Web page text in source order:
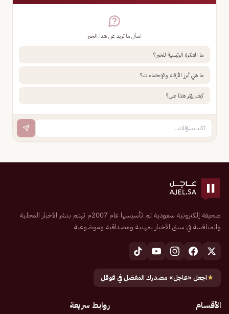
اسأل ما تريد عن هذا الخبر
ما الفكرة الرئيسية للخبر؟
ما هي أبرز الأرقام والإحصاءات؟
كيف يؤثر هذا علي؟
صحيفة إلكترونية سعودية تم تأسيسها عام 2007م تهتم بنشر الأخبار المحلية
والمنافسة في سبق الأخبار بمهنية ومصداقية وموضوعية
★اجعل «عاجل» مصدرك المفضل في قوقل
الأقسام روابط سريعة